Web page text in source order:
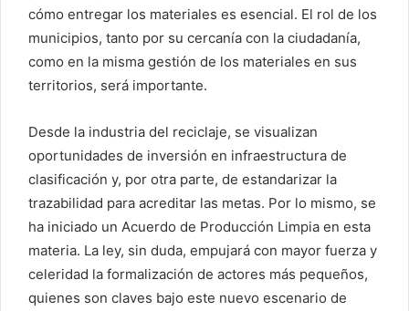
cómo entregar los materiales es esencial. El rol de los
municipios, tanto por su cercanía con la ciudadanía,
como en la misma gestión de los materiales en sus
territorios, será importante.
Desde la industria del reciclaje, se visualizan
oportunidades de inversión en infraestructura de
clasificación y, por otra parte, de estandarizar la
trazabilidad para acreditar las metas. Por lo mismo, se
ha iniciado un Acuerdo de Producción Limpia en esta
materia. La ley, sin duda, empujará con mayor fuerza y
celeridad la formalización de actores más pequeños,
quienes son claves bajo este nuevo escenario de